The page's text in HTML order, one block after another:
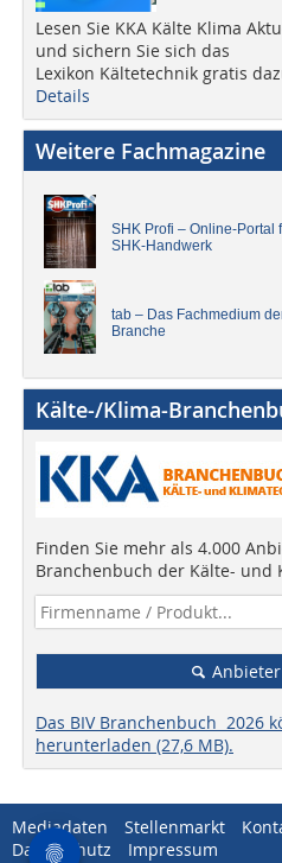
Lesen Sie KKA Kälte Klima
und sichern Sie sich das
Lexikon Kältetechnik gratis
Details
Weitere Fachmagazine
SHK Profi – Online-Portal
SHK-Handwerk
tab – Das Fachmedium
Branche
Kälte-/Klima-
Finden Sie mehr als 4.000
Branchenbuch der Kälte- und
Das BIV Branchenbuch 2026
herunterladen (27,6 MB).
Mediadaten Stellenmarkt
Datenschutz
Impressum